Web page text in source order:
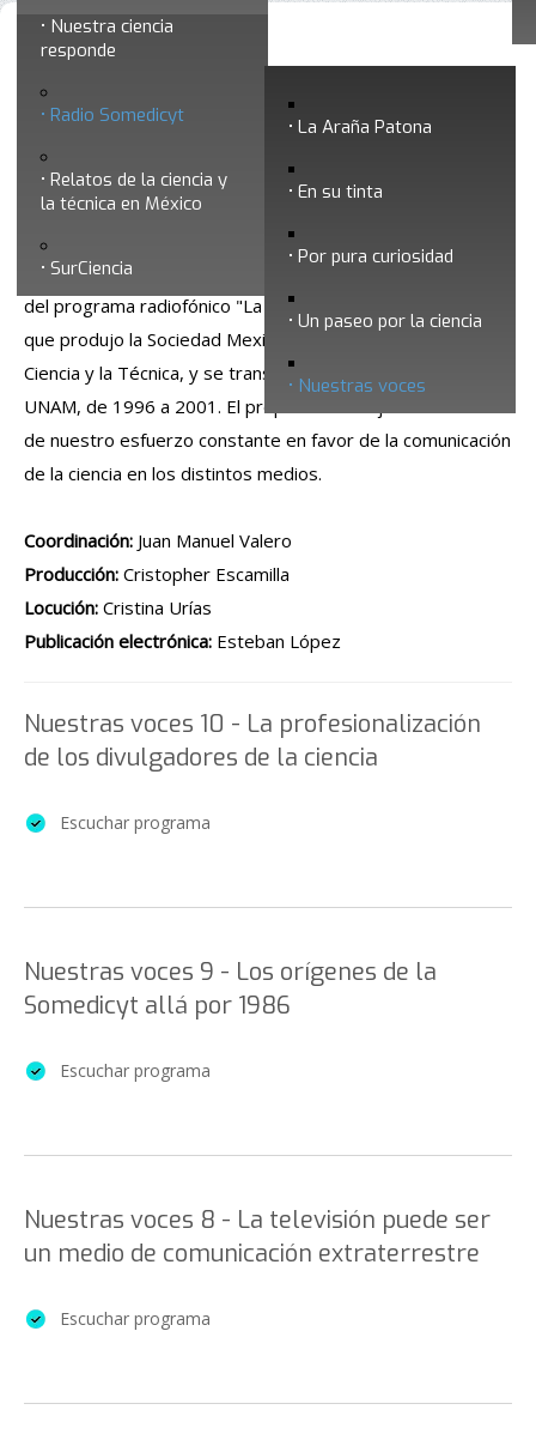
Nuestra ciencia
responde
Radio Somedicyt La Araña Patona
En su tinta
Por pura curiosidad
Un paseo por la ciencia
Nuestras voces
Relatos de la ciencia y
la técnica en México
SurCiencia
Nuestras voces
Los audios de la serie “Nuestras voces”
del programa radiofónico "La respuesta está en la ciencia",
que produjo la Sociedad Mexicana para la Divulgación de la
Ciencia y la Técnica, y se transmitió a través de Radio
UNAM, de 1996 a 2001. El propósito es dejar constancia
de nuestro esfuerzo constante en favor de la comunicación
de la ciencia en los distintos medios.
Coordinación: Juan Manuel Valero
Producción: Cristopher Escamilla
Locución: Cristina Urías
Publicación electrónica: Esteban López
Nuestras voces 10 - La profesionalización
de los divulgadores de la ciencia
Escuchar programa
Nuestras voces 9 - Los orígenes de la
Somedicyt allá por 1986
Escuchar programa
Nuestras voces 8 - La televisión puede ser
un medio de comunicación extraterrestre
Escuchar programa